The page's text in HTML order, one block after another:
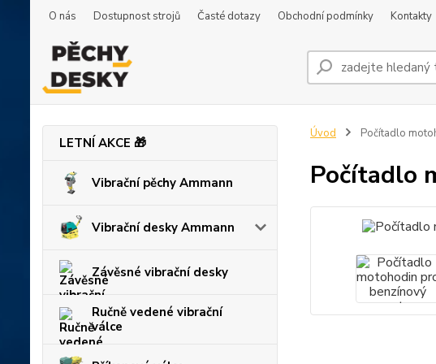
O nás Dostupnost strojů Časté dotazy Obchodní podmínky Kontakty
LETNÍ AKCE 🎁
Vibrační pěchy Ammann
Vibrační desky Ammann
Závěsné vibrační desky
Ručně vedené vibrační
válce
Úvod Počítadlo
Počítadlo